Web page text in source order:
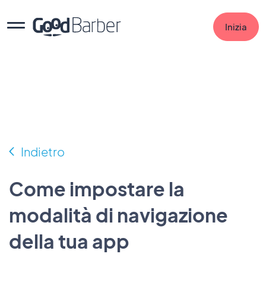
Inizia
Indietro
Come impostare la
modalità di navigazione
della tua app